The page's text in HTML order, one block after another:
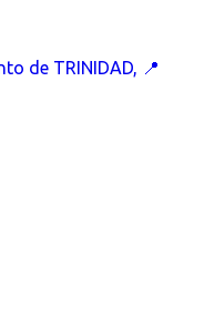
de TRINIDAD, 📍